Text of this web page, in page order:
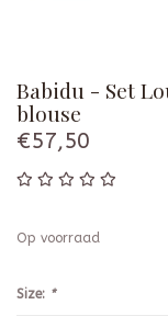
Babidu - Set
blouse
€57,50
Op voorraad
Size: *